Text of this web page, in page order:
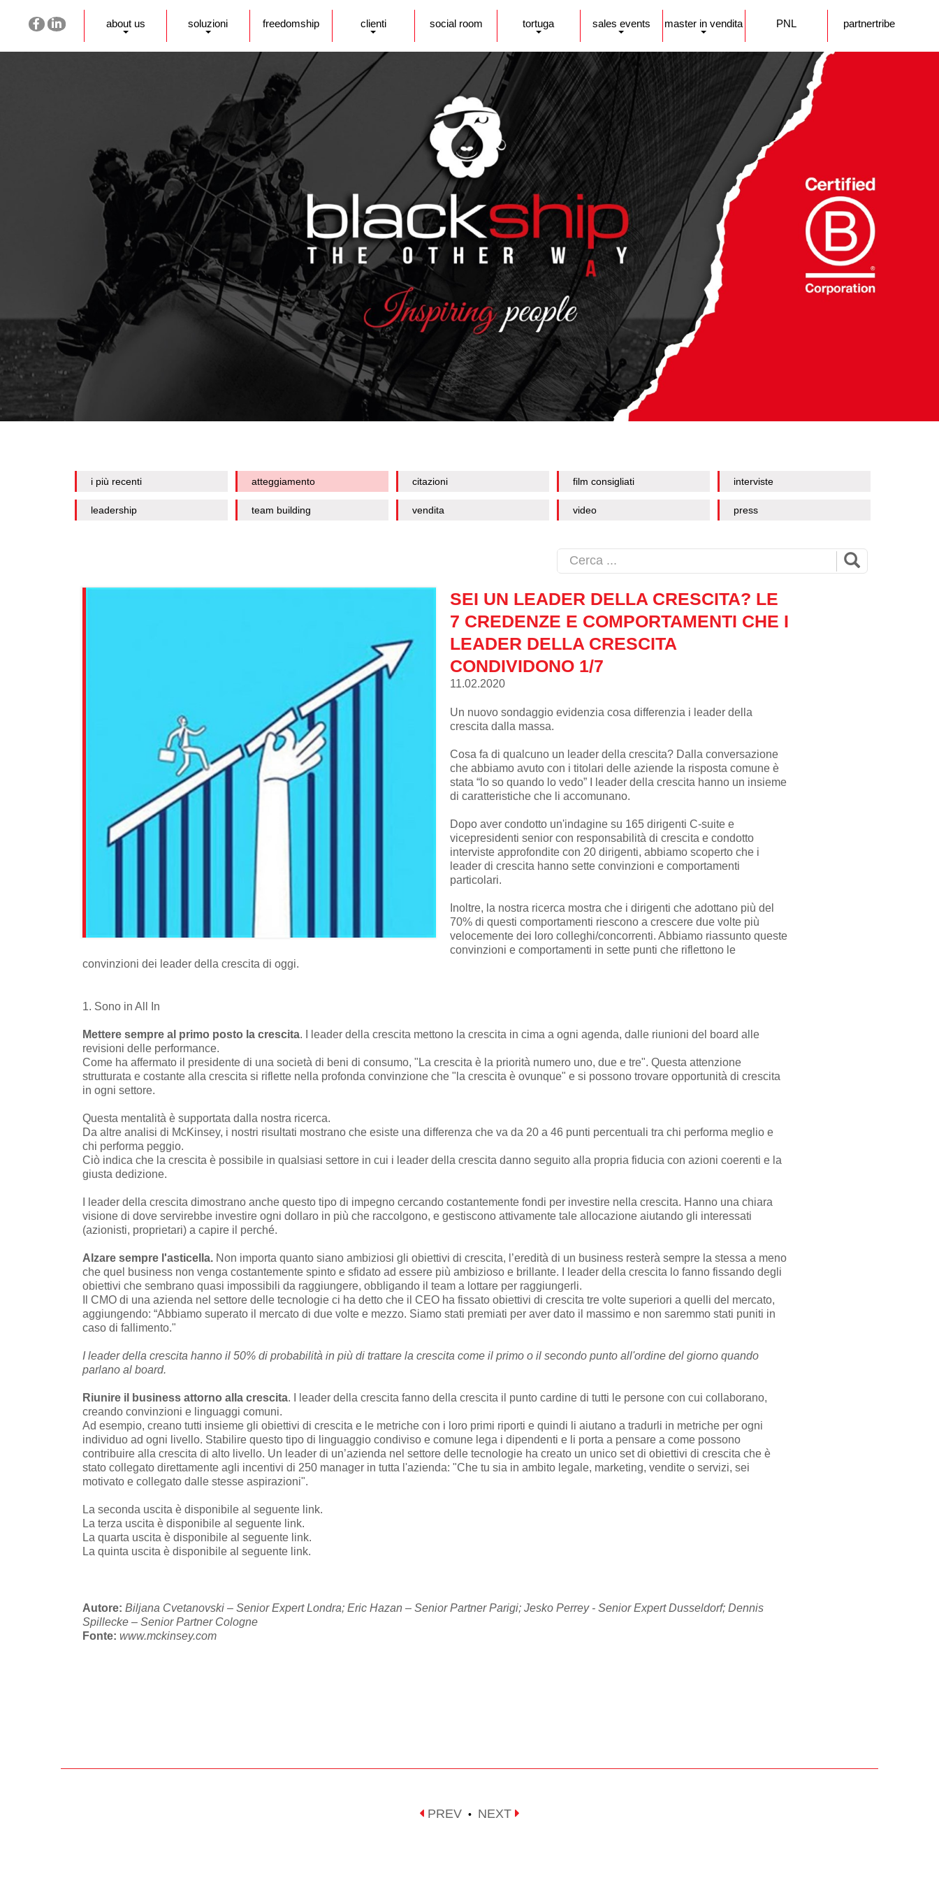
about us soluzioni freedomship clienti social room tortuga sales events master in vendita PNL partnertribe
i più recenti atteggiamento citazioni film consigliati interviste
leadership team building vendita video press
SEI UN LEADER DELLA CRESCITA? LE
7 CREDENZE E COMPORTAMENTI CHE I
LEADER DELLA CRESCITA
CONDIVIDONO 1/7
11.02.2020
Un nuovo sondaggio evidenzia cosa differenzia i leader della
crescita dalla massa.
Cosa fa di qualcuno un leader della crescita? Dalla conversazione
che abbiamo avuto con i titolari delle aziende la risposta comune è
stata “lo so quando lo vedo” I leader della crescita hanno un insieme
di caratteristiche che li accomunano.
Dopo aver condotto un'indagine su 165 dirigenti C-suite e
vicepresidenti senior con responsabilità di crescita e condotto
interviste approfondite con 20 dirigenti, abbiamo scoperto che i
leader di crescita hanno sette convinzioni e comportamenti
particolari.
Inoltre, la nostra ricerca mostra che i dirigenti che adottano più del
70% di questi comportamenti riescono a crescere due volte più
velocemente dei loro colleghi/concorrenti. Abbiamo riassunto queste
convinzioni e comportamenti in sette punti che riflettono le
convinzioni dei leader della crescita di oggi.
1. Sono in All In
Mettere sempre al primo posto la crescita. I leader della crescita mettono la crescita in cima a ogni agenda, dalle riunioni del board alle
revisioni delle performance.
Come ha affermato il presidente di una società di beni di consumo, "La crescita è la priorità numero uno, due e tre". Questa attenzione
strutturata e costante alla crescita si riflette nella profonda convinzione che "la crescita è ovunque" e si possono trovare opportunità di crescita
in ogni settore.
Questa mentalità è supportata dalla nostra ricerca.
Da altre analisi di McKinsey, i nostri risultati mostrano che esiste una differenza che va da 20 a 46 punti percentuali tra chi performa meglio e
chi performa peggio.
Ciò indica che la crescita è possibile in qualsiasi settore in cui i leader della crescita danno seguito alla propria fiducia con azioni coerenti e la
giusta dedizione.
I leader della crescita dimostrano anche questo tipo di impegno cercando costantemente fondi per investire nella crescita. Hanno una chiara
visione di dove servirebbe investire ogni dollaro in più che raccolgono, e gestiscono attivamente tale allocazione aiutando gli interessati
(azionisti, proprietari) a capire il perché.
Alzare sempre l'asticella. Non importa quanto siano ambiziosi gli obiettivi di crescita, l’eredità di un business resterà sempre la stessa a meno
che quel business non venga costantemente spinto e sfidato ad essere più ambizioso e brillante. I leader della crescita lo fanno fissando degli
obiettivi che sembrano quasi impossibili da raggiungere, obbligando il team a lottare per raggiungerli.
Il CMO di una azienda nel settore delle tecnologie ci ha detto che il CEO ha fissato obiettivi di crescita tre volte superiori a quelli del mercato,
aggiungendo: “Abbiamo superato il mercato di due volte e mezzo. Siamo stati premiati per aver dato il massimo e non saremmo stati puniti in
caso di fallimento."
I leader della crescita hanno il 50% di probabilità in più di trattare la crescita come il primo o il secondo punto all'ordine del giorno quando
parlano al board.
Riunire il business attorno alla crescita.
I leader della crescita fanno della crescita il punto cardine di tutti le persone con cui collaborano,
creando convinzioni e linguaggi comuni.
Ad esempio, creano tutti insieme gli obiettivi di crescita e le metriche con i loro primi riporti e quindi li aiutano a tradurli in metriche per ogni
individuo ad ogni livello. Stabilire questo tipo di linguaggio condiviso e comune lega i dipendenti e li porta a pensare a come possono
contribuire alla crescita di alto livello. Un leader di un’azienda nel settore delle tecnologie ha creato un unico set di obiettivi di crescita che è
stato collegato direttamente agli incentivi di 250 manager in tutta l'azienda: "Che tu sia in ambito legale, marketing, vendite o servizi, sei
motivato e collegato dalle stesse aspirazioni".
La seconda uscita è disponibile al seguente link.
La terza uscita è disponibile al seguente link.
La quarta uscita è disponibile al seguente link.
La quinta uscita è disponibile al seguente link.
Autore: Biljana Cvetanovski – Senior Expert Londra; Eric Hazan – Senior Partner Parigi; Jesko Perrey - Senior Expert Dusseldorf; Dennis
Spillecke – Senior Partner Cologne
Fonte: www.mckinsey.com
PREV • NEXT